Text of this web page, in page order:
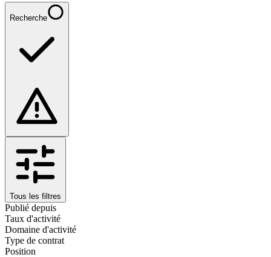
Recherche
Tous les filtres
Publié depuis
Taux d'activité
Domaine d'activité
Type de contrat
Position